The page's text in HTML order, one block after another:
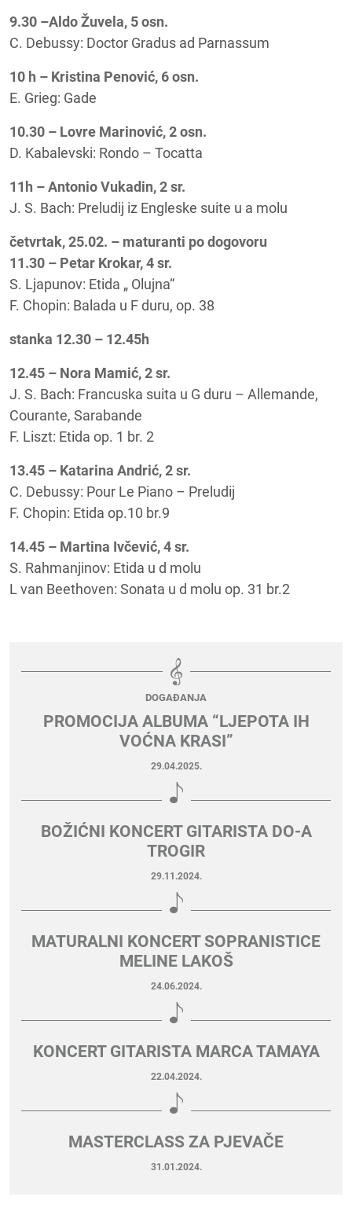
9.30 –Aldo Žuvela, 5 osn.
C. Debussy: Doctor Gradus ad Parnassum
10 h – Kristina Penović, 6 osn.
E. Grieg: Gade
10.30 – Lovre Marinović, 2 osn.
D. Kabalevski: Rondo – Tocatta
11h – Antonio Vukadin, 2 sr.
J. S. Bach: Preludij iz Engleske suite u a molu
četvrtak, 25.02. – maturanti po dogovoru
11.30 – Petar Krokar, 4 sr.
S. Ljapunov: Etida „ Olujna“
F. Chopin: Balada u F duru, op. 38
stanka 12.30 – 12.45h
12.45 – Nora Mamić, 2 sr.
J. S. Bach: Francuska suita u G duru – Allemande,
Courante, Sarabande
F. Liszt: Etida op. 1 br. 2
13.45 – Katarina Andrić, 2 sr.
C. Debussy: Pour Le Piano – Preludij
F. Chopin: Etida op.10 br.9
14.45 – Martina Ivčević, 4 sr.
S. Rahmanjinov: Etida u d molu
L van Beethoven: Sonata u d molu op. 31 br.2
DOGAĐANJA
PROMOCIJA ALBUMA “LJEPOTA IH
VOĆNA KRASI”
29.04.2025.
BOŽIĆNI KONCERT GITARISTA DO-A
TROGIR
29.11.2024.
MATURALNI KONCERT SOPRANISTICE
MELINE LAKOŠ
24.06.2024.
KONCERT GITARISTA MARCA TAMAYA
22.04.2024.
MASTERCLASS ZA PJEVAČE
31.01.2024.